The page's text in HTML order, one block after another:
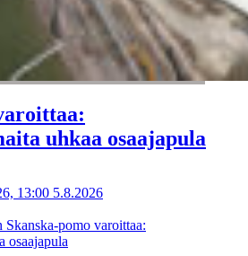
uhkaa osaajapula
13:00 5.8.2026
pomo varoittaa:
osaajapula